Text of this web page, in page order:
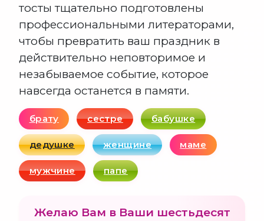
тосты тщательно подготовлены
профессиональными литераторами,
чтобы превратить ваш праздник в
действительно неповторимое и
незабываемое событие, которое
навсегда останется в памяти.
брату сестре бабушке
дедушке женщине маме
мужчине папе
Желаю Вам в Ваши шестьдесят